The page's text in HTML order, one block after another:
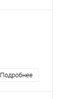
Подробнее